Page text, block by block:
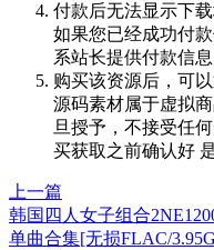
付款后无法显示下
如果您已经成功付
系站长提供付款信
购买该资源后，可
源码素材属于虚拟
旦授予，不接受任
买获取之前确认好
上一篇
韩国四人女子组合
单曲合集[无损FLAC/